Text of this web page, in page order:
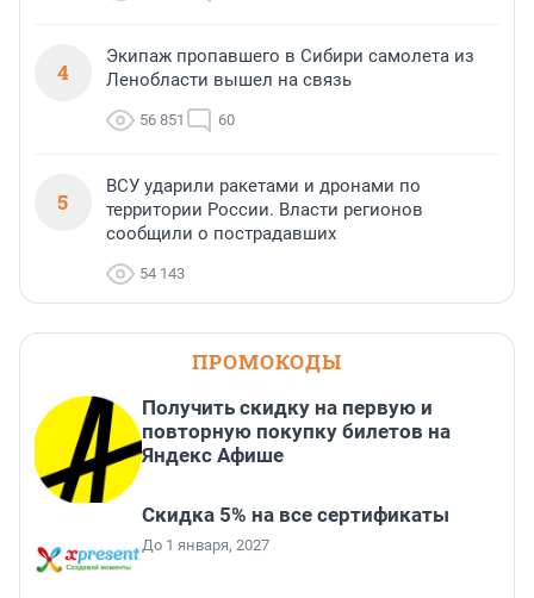
4
Экипаж пропавшего в Сибири самолета из
Ленобласти вышел на связь
56 851 60
5
ВСУ ударили ракетами и дронами по
территории России. Власти регионов
сообщили о пострадавших
54 143
ПРОМОКОДЫ
Получить скидку на первую и
повторную покупку билетов на
Яндекс Афише
Скидка 5% на все сертификаты
До 1 января, 2027